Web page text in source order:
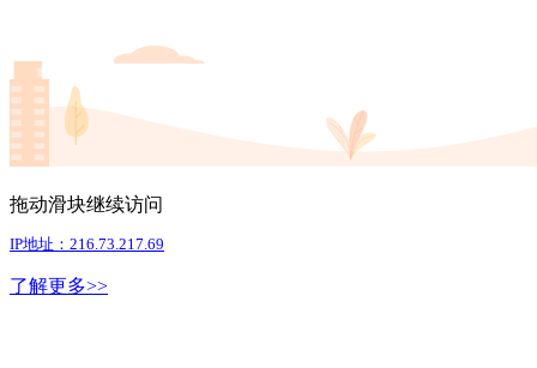
拖动滑块继续访问
IP地址：216.73.217.69
了解更多>>